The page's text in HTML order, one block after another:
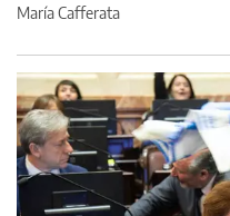
María Cafferata